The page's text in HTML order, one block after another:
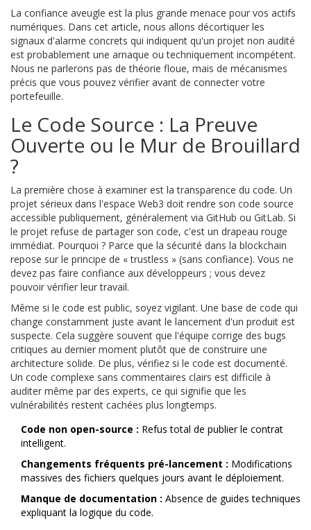
La confiance aveugle est la plus grande menace pour vos actifs
numériques. Dans cet article, nous allons décortiquer les
signaux d'alarme concrets qui indiquent qu'un projet non audité
est probablement une arnaque ou techniquement incompétent.
Nous ne parlerons pas de théorie floue, mais de mécanismes
précis que vous pouvez vérifier avant de connecter votre
portefeuille.
Le Code Source : La Preuve
Ouverte ou le Mur de Brouillard
?
La première chose à examiner est la transparence du code. Un
projet sérieux dans l'espace Web3 doit rendre son code source
accessible publiquement, généralement via GitHub ou GitLab. Si
le projet refuse de partager son code, c'est un drapeau rouge
immédiat. Pourquoi ? Parce que la sécurité dans la blockchain
repose sur le principe de « trustless » (sans confiance). Vous ne
devez pas faire confiance aux développeurs ; vous devez
pouvoir vérifier leur travail.
Même si le code est public, soyez vigilant. Une base de code qui
change constamment juste avant le lancement d'un produit est
suspecte. Cela suggère souvent que l'équipe corrige des bugs
critiques au dernier moment plutôt que de construire une
architecture solide. De plus, vérifiez si le code est documenté.
Un code complexe sans commentaires clairs est difficile à
auditer même par des experts, ce qui signifie que les
vulnérabilités restent cachées plus longtemps.
Code non open-source : Refus total de publier le contrat
intelligent.
Changements fréquents pré-lancement : Modifications
massives des fichiers quelques jours avant le déploiement.
Manque de documentation : Absence de guides techniques
expliquant la logique du code.